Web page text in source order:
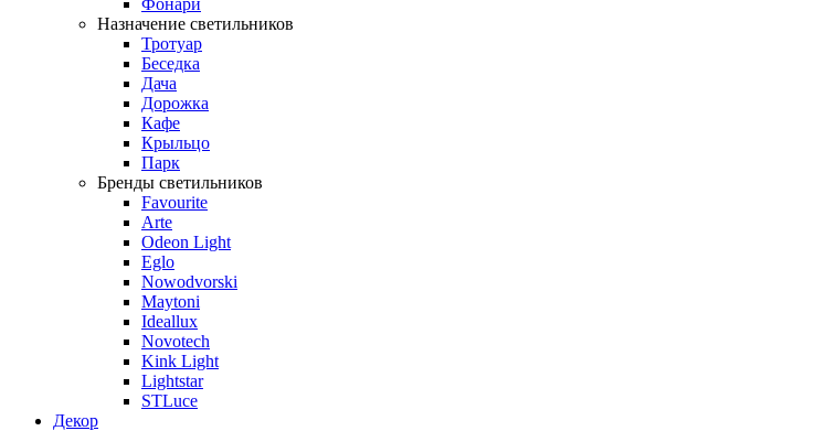
Фонари
Назначение светильников
Тротуар
Беседка
Дача
Дорожка
Кафе
Крыльцо
Парк
Бренды светильников
Favourite
Arte
Odeon Light
Eglo
Nowodvorski
Maytoni
Ideallux
Novotech
Kink Light
Lightstar
STLuce
Декор